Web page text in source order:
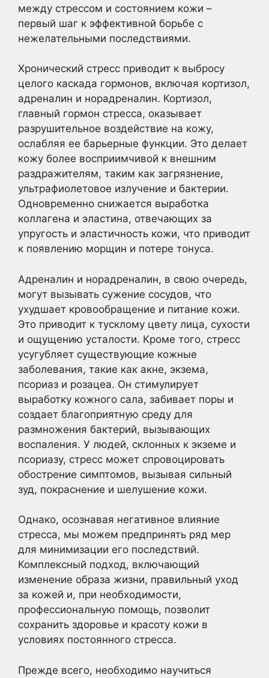
между стрессом и состоянием кожи –
первый шаг к эффективной борьбе с
нежелательными последствиями.
Хронический стресс приводит к выбросу
целого каскада гормонов, включая кортизол,
адреналин и норадреналин. Кортизол,
главный гормон стресса, оказывает
разрушительное воздействие на кожу,
ослабляя ее барьерные функции. Это делает
кожу более восприимчивой к внешним
раздражителям, таким как загрязнение,
ультрафиолетовое излучение и бактерии.
Одновременно снижается выработка
коллагена и эластина, отвечающих за
упругость и эластичность кожи, что приводит
к появлению морщин и потере тонуса.
Адреналин и норадреналин, в свою очередь,
могут вызывать сужение сосудов, что
ухудшает кровообращение и питание кожи.
Это приводит к тусклому цвету лица, сухости
и ощущению усталости. Кроме того, стресс
усугубляет существующие кожные
заболевания, такие как акне, экзема,
псориаз и розацеа. Он стимулирует
выработку кожного сала, забивает поры и
создает благоприятную среду для
размножения бактерий, вызывающих
воспаления. У людей, склонных к экземе и
псориазу, стресс может спровоцировать
обострение симптомов, вызывая сильный
зуд, покраснение и шелушение кожи.
Однако, осознавая негативное влияние
стресса, мы можем предпринять ряд мер
для минимизации его последствий.
Комплексный подход, включающий
изменение образа жизни, правильный уход
за кожей и, при необходимости,
профессиональную помощь, позволит
сохранить здоровье и красоту кожи в
условиях постоянного стресса.
Прежде всего, необходимо научиться